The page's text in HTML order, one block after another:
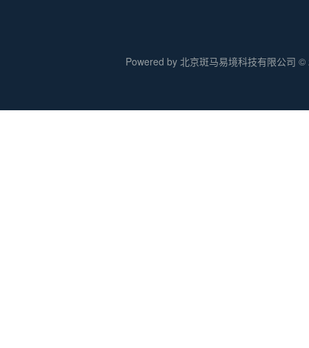
Powered by 北京斑马易境科技有限公司